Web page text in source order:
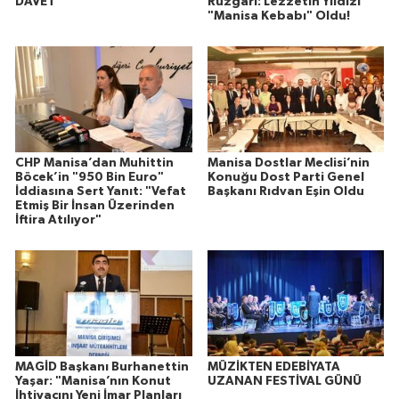
"Manisa Kebabı" Oldu!
CHP Manisa’dan Muhittin
Böcek’in "950 Bin Euro"
İddiasına Sert Yanıt: "Vefat
Etmiş Bir İnsan Üzerinden
İftira Atılıyor"
Manisa Dostlar Meclisi’nin
Konuğu Dost Parti Genel
Başkanı Rıdvan Eşin Oldu
MAGİD Başkanı Burhanettin
Yaşar: "Manisa’nın Konut
İhtiyacını Yeni İmar Planları
MÜZİKTEN EDEBİYATA
UZANAN FESTİVAL GÜNÜ